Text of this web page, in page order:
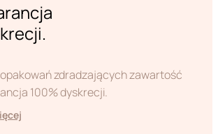
zdradzających zawartość
100% dyskrecji.